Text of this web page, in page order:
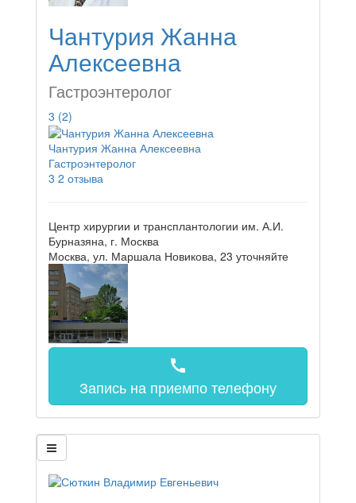
Чантурия Жанна
Алексеевна
Гастроэнтеролог
3 (2)
Чантурия Жанна Алексеевна
Гастроэнтеролог
3 2 отзыва
Центр хирургии и трансплантологии им. А.И.
Бурназяна, г. Москва
Москва, ул. Маршала Новикова, 23 уточняйте
call
Запись на приемпо телефону